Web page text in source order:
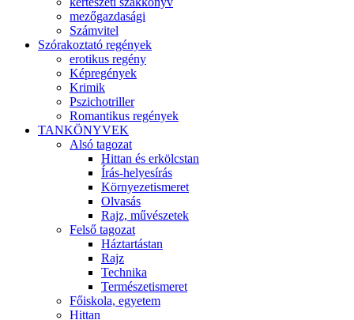
mezőgazdasági
Számvitel
Szórakoztató regények
erotikus regény
Képregények
Krimik
Pszichotriller
Romantikus regények
TANKÖNYVEK
Alsó tagozat
Hittan és erkölcstan
Írás-helyesírás
Környezetismeret
Olvasás
Rajz, művészetek
Felső tagozat
Háztartástan
Rajz
Technika
Természetismeret
Főiskola, egyetem
Hittan